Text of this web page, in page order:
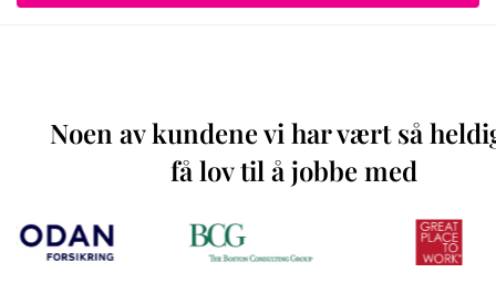
Noen av kundene vi har vært så
få lov til å jobbe med